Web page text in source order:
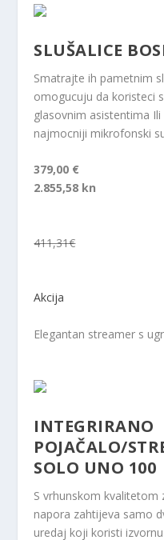
SLUŠALICE
Smatrajte ih pametnim
omogucuju da koristeci
glasovnim asistentima
najmocniji mikrofonski
379,00 €
2.855,58 kn
411,31€
Akcija
Elegantan streamer s
INTEGRIRANO
POJAČALO/
SOLO UNO 100
S vrhunskom kvalitetom
napora zahtijeva samo
uredaj koji koristi